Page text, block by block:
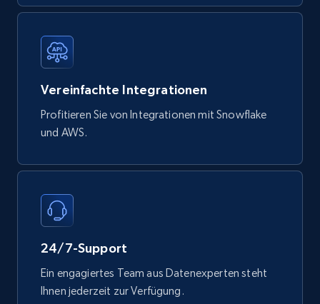
Mouser - Products
Product url, Category url, Mouser part num, Mfr
part number, Manufacturer, Image, Image high,
719+
Vereinfachte Integrationen
Profitieren Sie von Integrationen mit Snowflake
und AWS.
24/7-Support
Ein engagiertes Team aus Datenexperten steht
Ihnen jederzeit zur Verfügung.